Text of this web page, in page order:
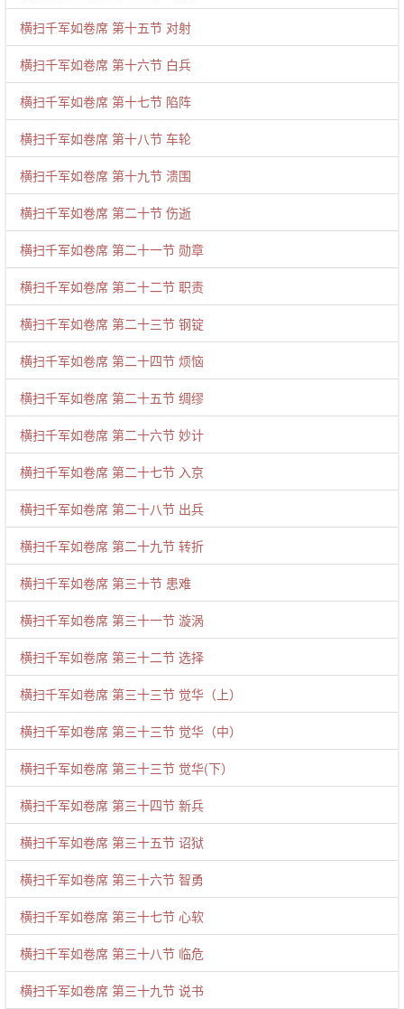
横扫千军如卷席 第十五节 对射
横扫千军如卷席 第十六节 白兵
横扫千军如卷席 第十七节 陷阵
横扫千军如卷席 第十八节 车轮
横扫千军如卷席 第十九节 溃围
横扫千军如卷席 第二十节 伤逝
横扫千军如卷席 第二十一节 勋章
横扫千军如卷席 第二十二节 职责
横扫千军如卷席 第二十三节 钢锭
横扫千军如卷席 第二十四节 烦恼
横扫千军如卷席 第二十五节 绸缪
横扫千军如卷席 第二十六节 妙计
横扫千军如卷席 第二十七节 入京
横扫千军如卷席 第二十八节 出兵
横扫千军如卷席 第二十九节 转折
横扫千军如卷席 第三十节 患难
横扫千军如卷席 第三十一节 漩涡
横扫千军如卷席 第三十二节 选择
横扫千军如卷席 第三十三节 觉华（上）
横扫千军如卷席 第三十三节 觉华（中）
横扫千军如卷席 第三十三节 觉华(下）
横扫千军如卷席 第三十四节 新兵
横扫千军如卷席 第三十五节 诏狱
横扫千军如卷席 第三十六节 智勇
横扫千军如卷席 第三十七节 心软
横扫千军如卷席 第三十八节 临危
横扫千军如卷席 第三十九节 说书